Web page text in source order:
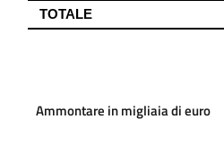
Ammontare in migliaia di euro